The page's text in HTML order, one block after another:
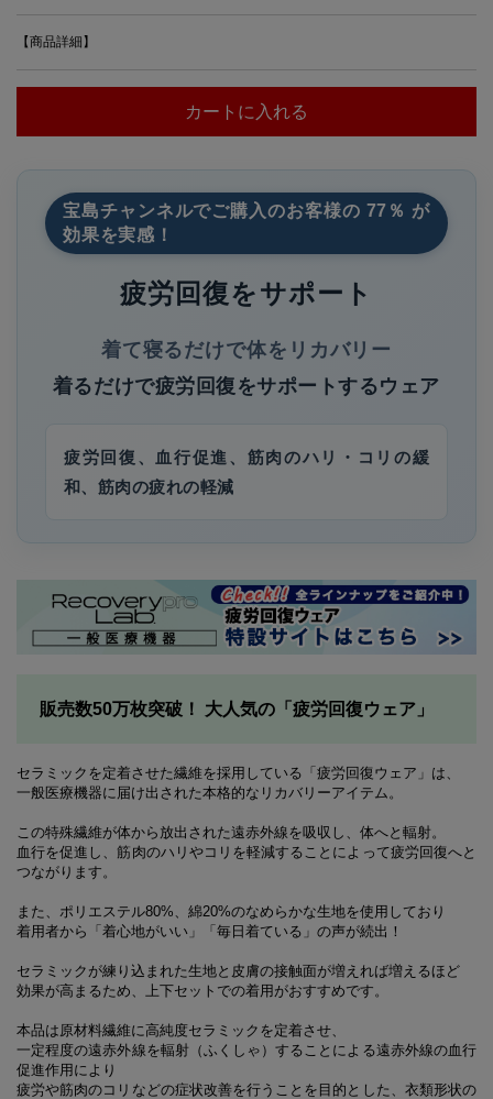
【商品詳細】
カートに入れる
宝島チャンネルでご購入のお客様の 77％ が
効果を実感！
疲労回復をサポート
着て寝るだけで体をリカバリー
着るだけで疲労回復をサポートするウェア
疲労回復、血行促進、筋肉のハリ・コリの緩
和、筋肉の疲れの軽減
販売数50万枚突破！ 大人気の「疲労回復ウェア」
セラミックを定着させた繊維を採用している「疲労回復ウェア」は、
一般医療機器に届け出された本格的なリカバリーアイテム。
この特殊繊維が体から放出された遠赤外線を吸収し、体へと輻射。
血行を促進し、筋肉のハリやコリを軽減することによって疲労回復へと
つながります。
また、ポリエステル80%、綿20%のなめらかな生地を使用しており
着用者から「着心地がいい」「毎日着ている」の声が続出！
セラミックが練り込まれた生地と皮膚の接触面が増えれば増えるほど
効果が高まるため、上下セットでの着用がおすすめです。
本品は原材料繊維に高純度セラミックを定着させ、
一定程度の遠赤外線を輻射（ふくしゃ）することによる遠赤外線の血行
促進作用により
疲労や筋肉のコリなどの症状改善を行うことを目的とした、衣類形状の